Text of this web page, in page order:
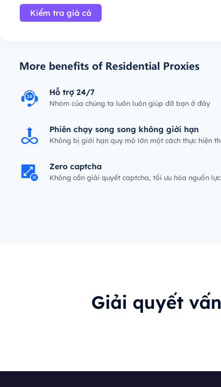
Kiểm tra giá cả
Hỗ trợ 24/7
Nhóm của chúng ta luôn luôn giúp đỡ bạn ở đây
Phiên chạy song song không giới hạn
Không bị giới hạn quy mô lớn một cách thực hiện
Zero captcha
Không cần giải quyết captcha, tối ưu hóa nguồn
Giải quyết